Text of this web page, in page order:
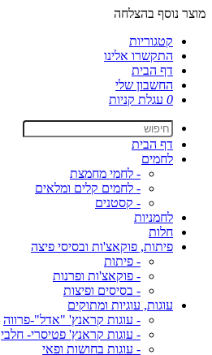
מוצר נוסף בהצלחה
קטגוריות
התקשרו אלינו
דף הבית
החשבון שלי
0 עגלת קניות
דף הבית
לחמים
- לחמי מחמצת
- לחמים קלים ומלאים
- קסטנים
לחמניות
חלות
פיתות, פוקאצ'ות ובסיסי פיצה
- פיתות
- פוקאצ'ות ופרנות
- בסיסים ופיצות
עוגות, עוגיות ומתוקים
- עוגות קראנץ' "אדל"-פרווה
- עוגות קראנץ' פטיסרי- חלבי
- עוגות בחושות ופאי